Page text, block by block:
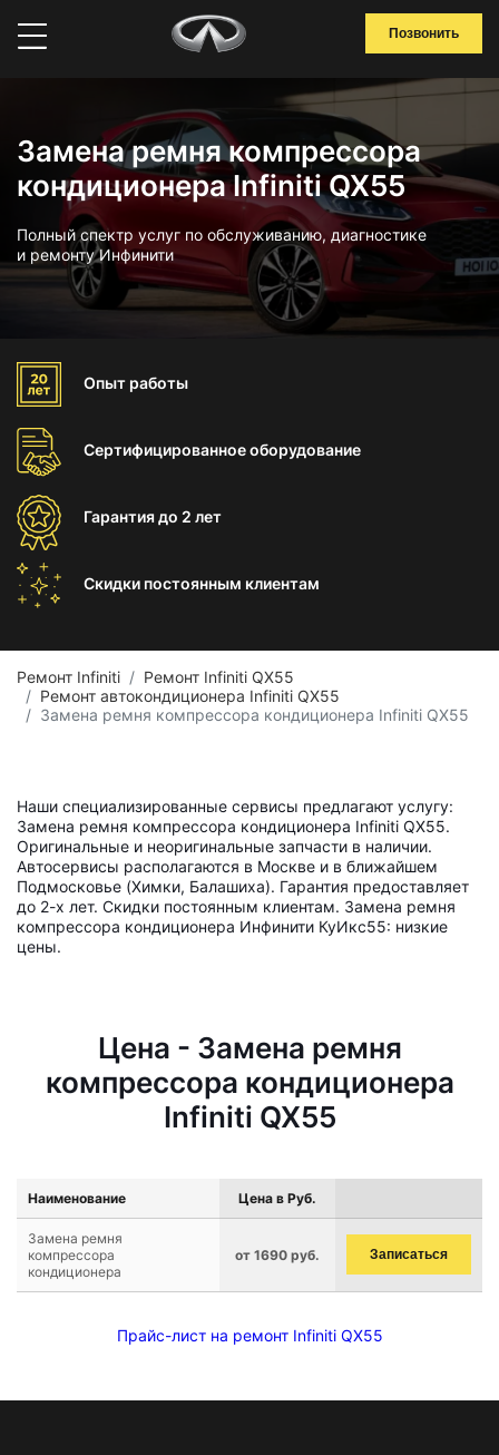
Позвонить
Замена ремня компрессора
кондиционера Infiniti QX55
Полный спектр услуг по обслуживанию, диагностике
и ремонту Инфинити
Опыт работы
Сертифицированноеоборудование
Гарантиядо 2 лет
Скидки постоянным клиентам
Ремонт Infiniti
Ремонт Infiniti QX55
Ремонт автокондиционера Infiniti QX55
Замена ремня компрессора кондиционера Infiniti QX55
Наши специализированные сервисы предлагают услугу:
Замена ремня компрессора кондиционера Infiniti QX55.
Оригинальные и неоригинальные запчасти в наличии.
Автосервисы располагаются в Москве и в ближайшем
Подмосковье (Химки, Балашиха). Гарантия предоставляет
до 2-х лет. Скидки постоянным клиентам. Замена ремня
компрессора кондиционера Инфинити КуИкс55: низкие
цены.
Цена - Замена ремня
компрессора кондиционера
Infiniti QX55
Наименование Цена в Руб.
Замена ремня
компрессора
кондиционера
от 1690 руб. Записаться
Прайс-лист на ремонт Infiniti QX55